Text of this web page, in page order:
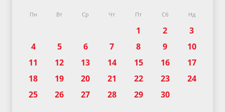
Пн Вт Ср Чт Пт Сб Нд
1 2
3
4
5 6 7 8 9
10
11
12 13 14 15 16
17
18
19 20 21 22 23
24
25
26 27 28 29 30